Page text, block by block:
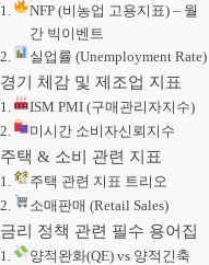
NFP (비농업 고용지표) – 월
간 빅이벤트
실업률 (Unemployment Rate)
경기 체감 및 제조업 지표
ISM PMI (구매관리자지수)
미시간 소비자신뢰지수
주택 & 소비 관련 지표
주택 관련 지표 트리오
소매판매 (Retail Sales)
금리 정책 관련 필수 용어집
양적완화(QE) vs 양적긴축